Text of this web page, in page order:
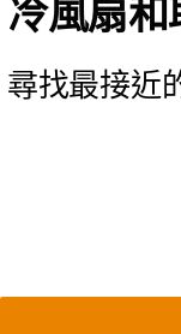
冷風扇和
尋找最接近